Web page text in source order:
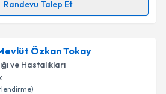
Randevu Talep Et
hazırlandığında e-posta ile
Özkan Tokay
ve Hastalıkları